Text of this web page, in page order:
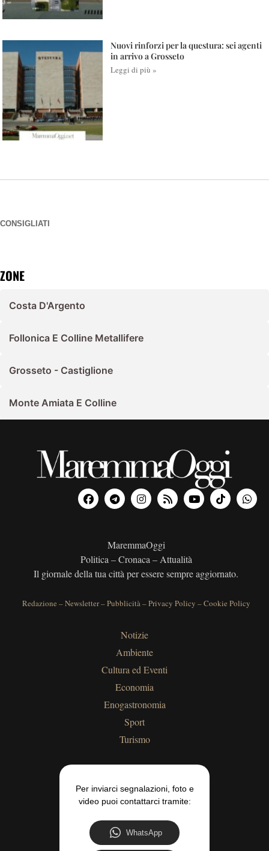
Nuovi rinforzi per la questura: sei agenti
in arrivo a Grosseto
Leggi di più »
CONSIGLIATI
ZONE
Costa D'Argento
Follonica E Colline Metallifere
Grosseto - Castiglione
Monte Amiata E Colline
MaremmaOggi
Politica – Cronaca – Attualità
Il giornale della tua città per essere sempre aggiornato.
Redazione –Newsletter–Pubblicità–Privacy Policy –Cookie Policy
Notizie
Ambiente
Cultura ed Eventi
Economia
Enogastronomia
Sport
Turismo
Per inviarci segnalazioni, foto e
video puoi contattarci tramite:
WhatsApp